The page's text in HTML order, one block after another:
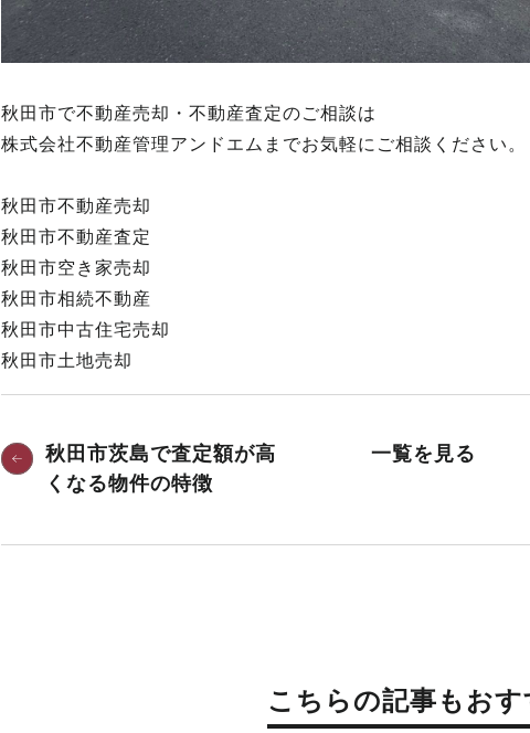
秋田市で不動産売却・不動産査定のご相談は
株式会社不動産管理アンドエムまでお気軽にご相談ください。
秋田市不動産売却
秋田市不動産査定
秋田市空き家売却
秋田市相続不動産
秋田市中古住宅売却
秋田市土地売却
秋田市茨島で査定額が高
くなる物件の特徴
一覧を見る
こちらの記事もおす